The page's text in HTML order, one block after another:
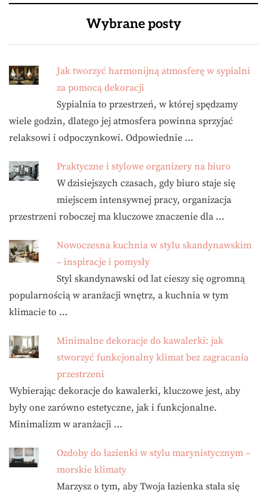
Wybrane posty
Jak tworzyć harmonijną atmosferę w sypialni
za pomocą dekoracji
Sypialnia to przestrzeń, w której spędzamy
wiele godzin, dlatego jej atmosfera powinna sprzyjać
relaksowi i odpoczynkowi. Odpowiednie …
Praktyczne i stylowe organizery na biuro
W dzisiejszych czasach, gdy biuro staje się
miejscem intensywnej pracy, organizacja
przestrzeni roboczej ma kluczowe znaczenie dla …
Nowoczesna kuchnia w stylu skandynawskim
– inspiracje i pomysły
Styl skandynawski od lat cieszy się ogromną
popularnością w aranżacji wnętrz, a kuchnia w tym
klimacie to …
Minimalne dekoracje do kawalerki: jak
stworzyć funkcjonalny klimat bez zagracania
przestrzeni
Wybierając dekoracje do kawalerki, kluczowe jest, aby
były one zarówno estetyczne, jak i funkcjonalne.
Minimalizm w aranżacji …
Ozdoby do łazienki w stylu marynistycznym –
morskie klimaty
Marzysz o tym, aby Twoja łazienka stała się